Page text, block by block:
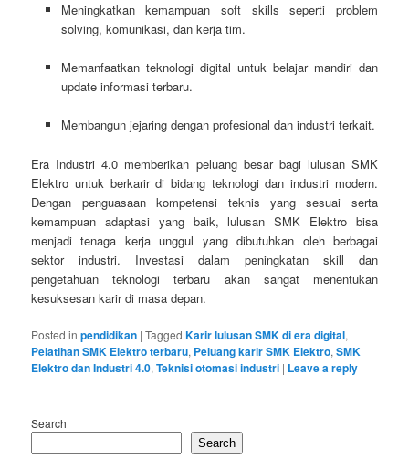
Meningkatkan kemampuan soft skills seperti problem
solving, komunikasi, dan kerja tim.
Memanfaatkan teknologi digital untuk belajar mandiri dan
update informasi terbaru.
Membangun jejaring dengan profesional dan industri terkait.
Era Industri 4.0 memberikan peluang besar bagi lulusan SMK
Elektro untuk berkarir di bidang teknologi dan industri modern.
Dengan penguasaan kompetensi teknis yang sesuai serta
kemampuan adaptasi yang baik, lulusan SMK Elektro bisa
menjadi tenaga kerja unggul yang dibutuhkan oleh berbagai
sektor industri. Investasi dalam peningkatan skill dan
pengetahuan teknologi terbaru akan sangat menentukan
kesuksesan karir di masa depan.
Posted in pendidikan |Tagged Karir lulusan SMK di era digital,
Pelatihan SMK Elektro terbaru, Peluang karir SMK Elektro,SMK
Elektro dan Industri 4.0,Teknisi otomasi industri | Leave a reply
Search
Search